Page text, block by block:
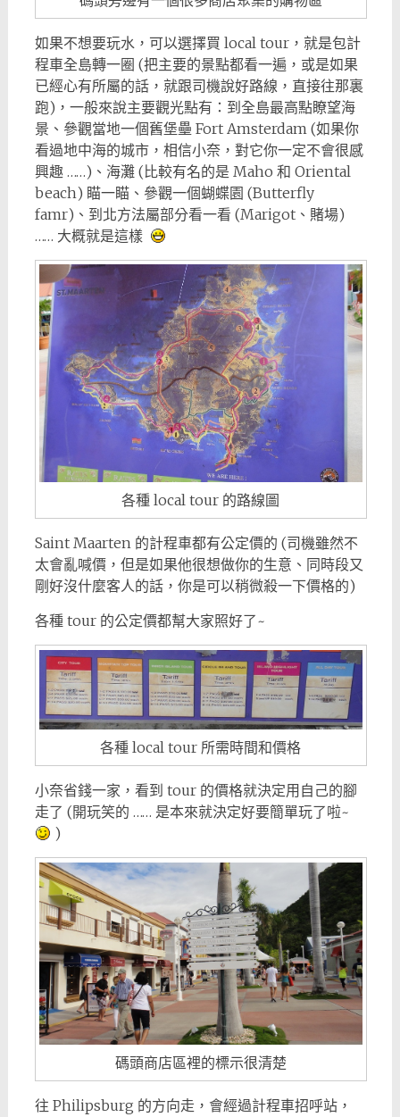
如果不想要玩水，可以選擇買 local tour，就是包計
程車全島轉一圈 (把主要的景點都看一遍，或是如果
已經心有所屬的話，就跟司機說好路線，直接往那裏
跑)，一般來說主要觀光點有：到全島最高點瞭望海
景、參觀當地一個舊堡壘 Fort Amsterdam (如果你
看過地中海的城市，相信小奈，對它你一定不會很感
興趣 ……)、海灘 (比較有名的是 Maho 和 Oriental
beach) 瞄一瞄、參觀一個蝴蝶園 (Butterfly
famr)、到北方法屬部分看一看 (Marigot、賭場)
…… 大概就是這樣
各種 local tour 的路線圖
Saint Maarten 的計程車都有公定價的 (司機雖然不
太會亂喊價，但是如果他很想做你的生意、同時段又
剛好沒什麼客人的話，你是可以稍微殺一下價格的)
各種 tour 的公定價都幫大家照好了~
各種 local tour 所需時間和價格
小奈省錢一家，看到 tour 的價格就決定用自己的腳
走了 (開玩笑的 …… 是本來就決定好要簡單玩了啦~
)
碼頭商店區裡的標示很清楚
往 Philipsburg 的方向走，會經過計程車招呼站，